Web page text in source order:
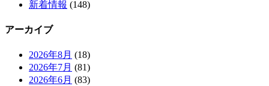
新着情報 (148)
アーカイブ
2026年8月 (18)
2026年7月 (81)
2026年6月 (83)